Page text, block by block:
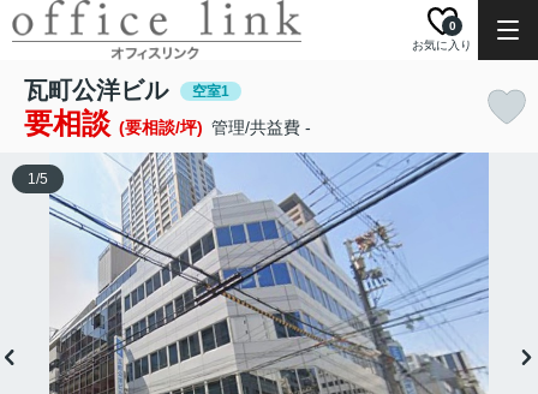
お気に入り
0
瓦町公洋ビル 空室1
要相談 (要相談/坪) 管理/共益費 -
1/5